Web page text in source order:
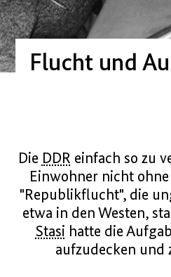
Flucht und
Die DDR einfach so zu
Einwohner nicht
"Republikflucht", die
etwa in den Westen,
Stasi hatte die
aufzudecken und